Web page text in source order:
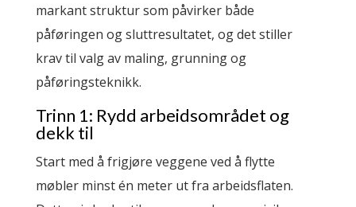
markant struktur som påvirker både
påføringen og sluttresultatet, og det stiller
krav til valg av maling, grunning og
påføringsteknikk.
Trinn 1: Rydd arbeidsområdet og
dekk til
Start med å frigjøre veggene ved å flytte
møbler minst én meter ut fra arbeidsflaten.